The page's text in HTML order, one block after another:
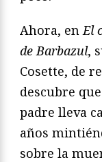
Ahora, en El
de Barbazul,
Cosette, de
descubre
padre lleva
años
sobre la